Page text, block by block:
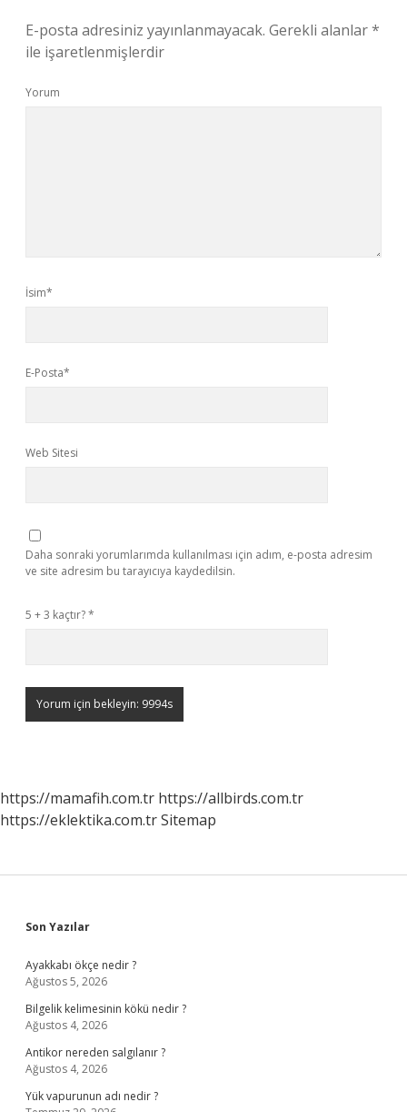
E-posta adresiniz yayınlanmayacak. Gerekli alanlar*
ile işaretlenmişlerdir
Yorum
İsim*
E-Posta*
Web Sitesi
Daha sonraki yorumlarımda kullanılması için adım, e-posta adresim
ve site adresim bu tarayıcıya kaydedilsin.
5 + 3 kaçtır?*
https://mamafih.com.tr https://allbirds.com.tr
https://eklektika.com.trSitemap
Sidebar
Son Yazılar
Ayakkabı ökçe nedir ?
Ağustos 5, 2026
Bilgelik kelimesinin kökü nedir ?
Ağustos 4, 2026
Antikor nereden salgılanır ?
Ağustos 4, 2026
Yük vapurunun adı nedir ?